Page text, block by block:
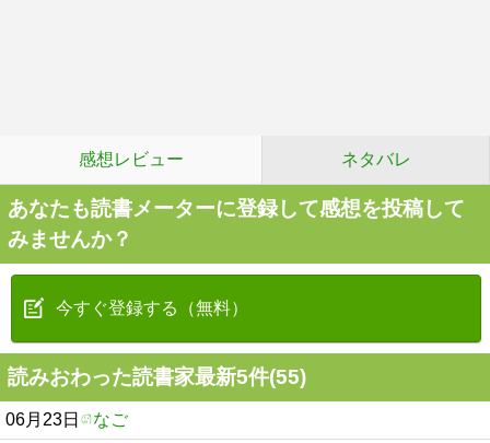
感想レビュー ネタバレ
あなたも読書メーターに登録して感想を投稿して
みませんか？
今すぐ登録する（無料）
読みおわった読書家最新5件(55)
06月23日 なご